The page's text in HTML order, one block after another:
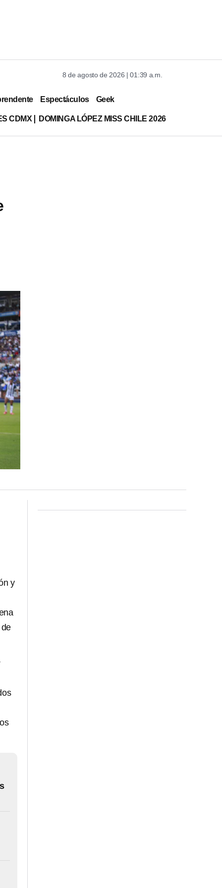
8 de agosto de 2026 | 01:39 a.m.
Espectáculos Geek
CDMX DOMINGA LÓPEZ MISS CHILE 2026
y